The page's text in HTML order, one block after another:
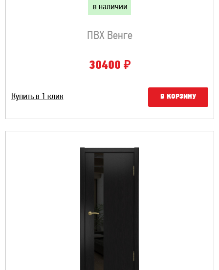
в наличии
ПВХ Венге
30400 ₽
Купить в 1 клик В КОРЗИНУ